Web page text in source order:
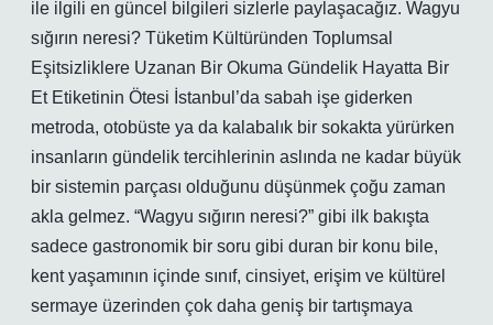
ile ilgili en güncel bilgileri sizlerle paylaşacağız. Wagyu
sığırın neresi? Tüketim Kültüründen Toplumsal
Eşitsizliklere Uzanan Bir Okuma Gündelik Hayatta Bir
Et Etiketinin Ötesi İstanbul’da sabah işe giderken
metroda, otobüste ya da kalabalık bir sokakta yürürken
insanların gündelik tercihlerinin aslında ne kadar büyük
bir sistemin parçası olduğunu düşünmek çoğu zaman
akla gelmez. “Wagyu sığırın neresi?” gibi ilk bakışta
sadece gastronomik bir soru gibi duran bir konu bile,
kent yaşamının içinde sınıf, cinsiyet, erişim ve kültürel
sermaye üzerinden çok daha geniş bir tartışmaya